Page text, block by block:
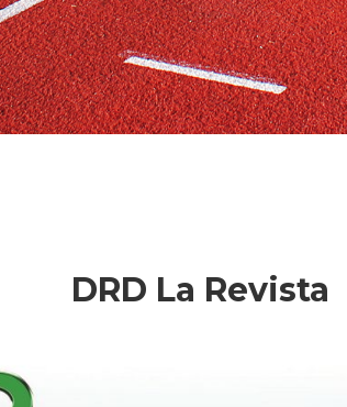
DRD La Revista